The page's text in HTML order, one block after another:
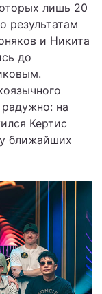
лишь 20
результатам
и Никита
до
на
Кертис
ближайших